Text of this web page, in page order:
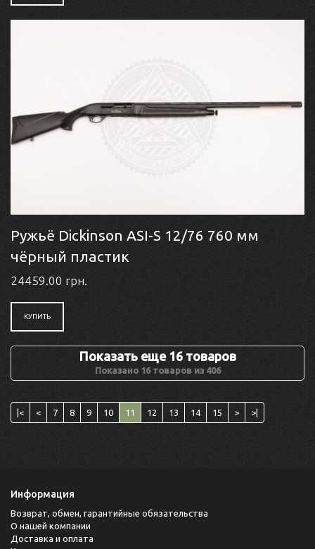
Ружьё Dickinson ASI-S 12/76 760 мм
чёрный пластик
24459.00 грн.
КУПИТЬ
Показать еще 16 товаров
Показано 16 товаров из 406
|< < 7 8 9 10 11 12 13 14 15 > >|
Информация
Возврат, обмен, гарантийные обязательства
О нашей компании
Доставка и оплата